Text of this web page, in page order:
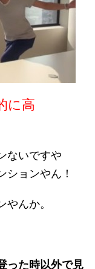
に高
ないですや
ションやん！
んか。
った時以外で見